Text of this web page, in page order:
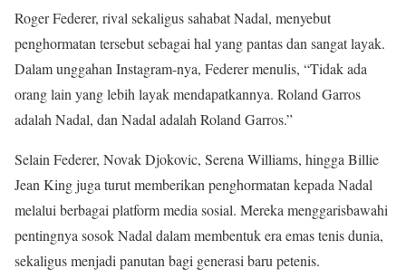
Roger Federer, rival sekaligus sahabat Nadal, menyebut
penghormatan tersebut sebagai hal yang pantas dan sangat layak.
Dalam unggahan Instagram-nya, Federer menulis, “Tidak ada
orang lain yang lebih layak mendapatkannya. Roland Garros
adalah Nadal, dan Nadal adalah Roland Garros.”
Selain Federer, Novak Djokovic, Serena Williams, hingga Billie
Jean King juga turut memberikan penghormatan kepada Nadal
melalui berbagai platform media sosial. Mereka menggarisbawahi
pentingnya sosok Nadal dalam membentuk era emas tenis dunia,
sekaligus menjadi panutan bagi generasi baru petenis.